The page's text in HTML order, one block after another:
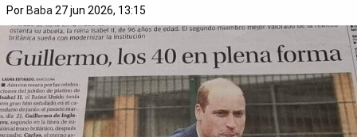
Por Baba 27 jun 2026, 13:15